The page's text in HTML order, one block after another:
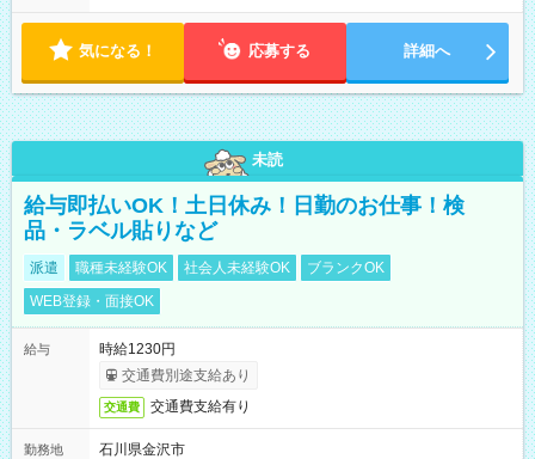
気になる！ 応募する 詳細へ
未読
給与即払いOK！土日休み！日勤のお仕事！検
品・ラベル貼りなど
派遣 職種未経験OK 社会人未経験OK
ブランクOK
WEB登録・面接OK
給与
時給1230円
交通費別途支給あり
交通費 交通費支給有り
勤務地
石川県金沢市